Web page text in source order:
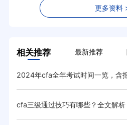
更多资料
相关推荐 最新推荐
2024年cfa全年考试时间一览，含
cfa三级通过技巧有哪些？全文解析